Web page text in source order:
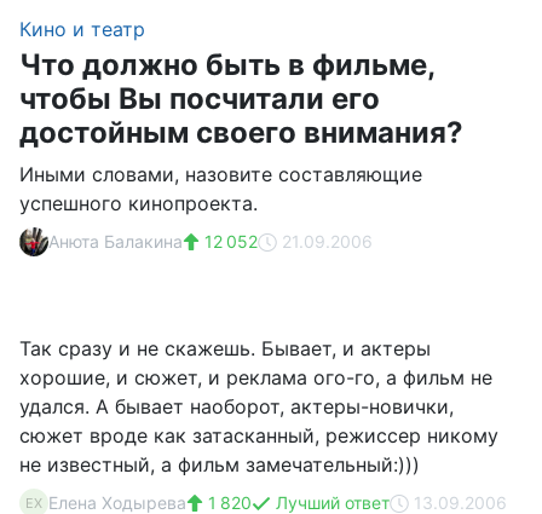
Кино и театр
Что должно быть в фильме,
чтобы Вы посчитали его
достойным своего внимания?
Иными словами, назовите составляющие
успешного кинопроекта.
Анюта Балакина 12 052 21.09.2006
Так сразу и не скажешь. Бывает, и актеры
хорошие, и сюжет, и реклама ого-го, а фильм не
удался. А бывает наоборот, актеры-новички,
сюжет вроде как затасканный, режиссер никому
не известный, а фильм замечательный:)))
ЕХ Елена Ходырева 1 820 Лучший ответ 13.09.2006